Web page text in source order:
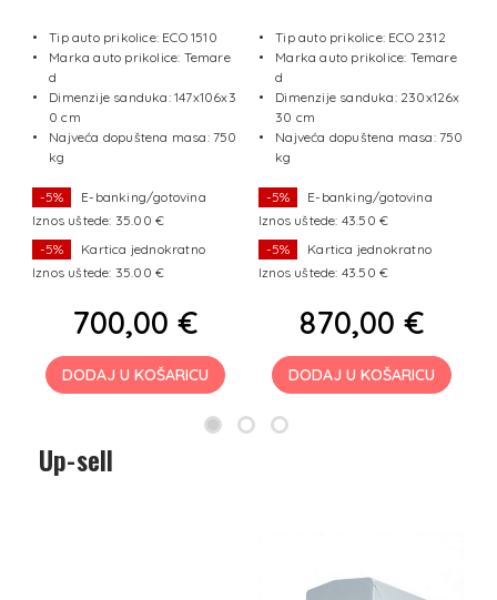
Tip auto prikolice: ECO 1510
Marka auto prikolice: Temare
d
Dimenzije sanduka: 147x106x3
0 cm
Najveća dopuštena masa: 750
kg
-5%
E-banking/gotovina
Iznos uštede: 35.00 €
-5%
Kartica jednokratno
Iznos uštede: 35.00 €
700,00 €
DODAJ U KOŠARICU
Tip auto prikolice: ECO 2312
Marka auto prikolice: Temare
d
Dimenzije sanduka: 230x126x
30 cm
Najveća dopuštena masa: 750
kg
-5%
E-banking/gotovina
Iznos uštede: 43.50 €
-5%
Kartica jednokratno
Iznos uštede: 43.50 €
870,00 €
DODAJ U KOŠARICU
Up-sell